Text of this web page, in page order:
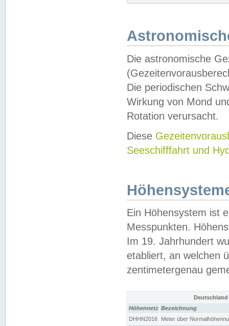
Die astronomische
Die periodischen
Wirkung von Mond
Rotation verursacht.
Diese
Seeschifffahrt und
Ein Höhensystem ist
Messpunkten.
Im 19. Jahrhundert
etabliert, an welchen
zentimetergenau
Höhennetz Bezeichnung
DHHN2016
Meter über